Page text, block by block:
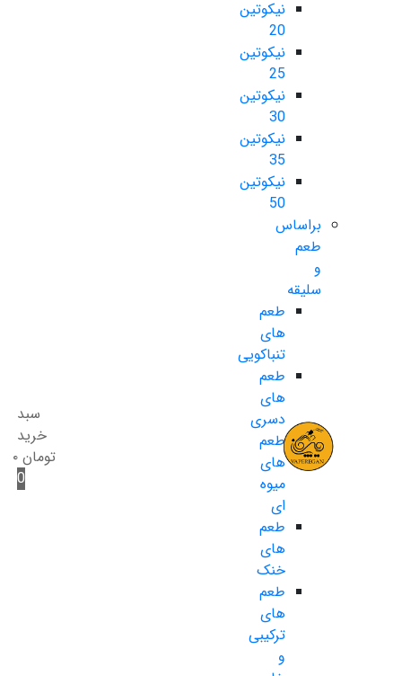
نیکوتین
20
نیکوتین
25
نیکوتین
30
نیکوتین
35
نیکوتین
50
براساس
طعم
و
سلیقه
طعم
های
تنباکویی
طعم
های
دسری
طعم
های
میوه
ای
طعم
های
خنک
طعم
های
ترکیبی
و
سبد
خرید
تومان ۰
0